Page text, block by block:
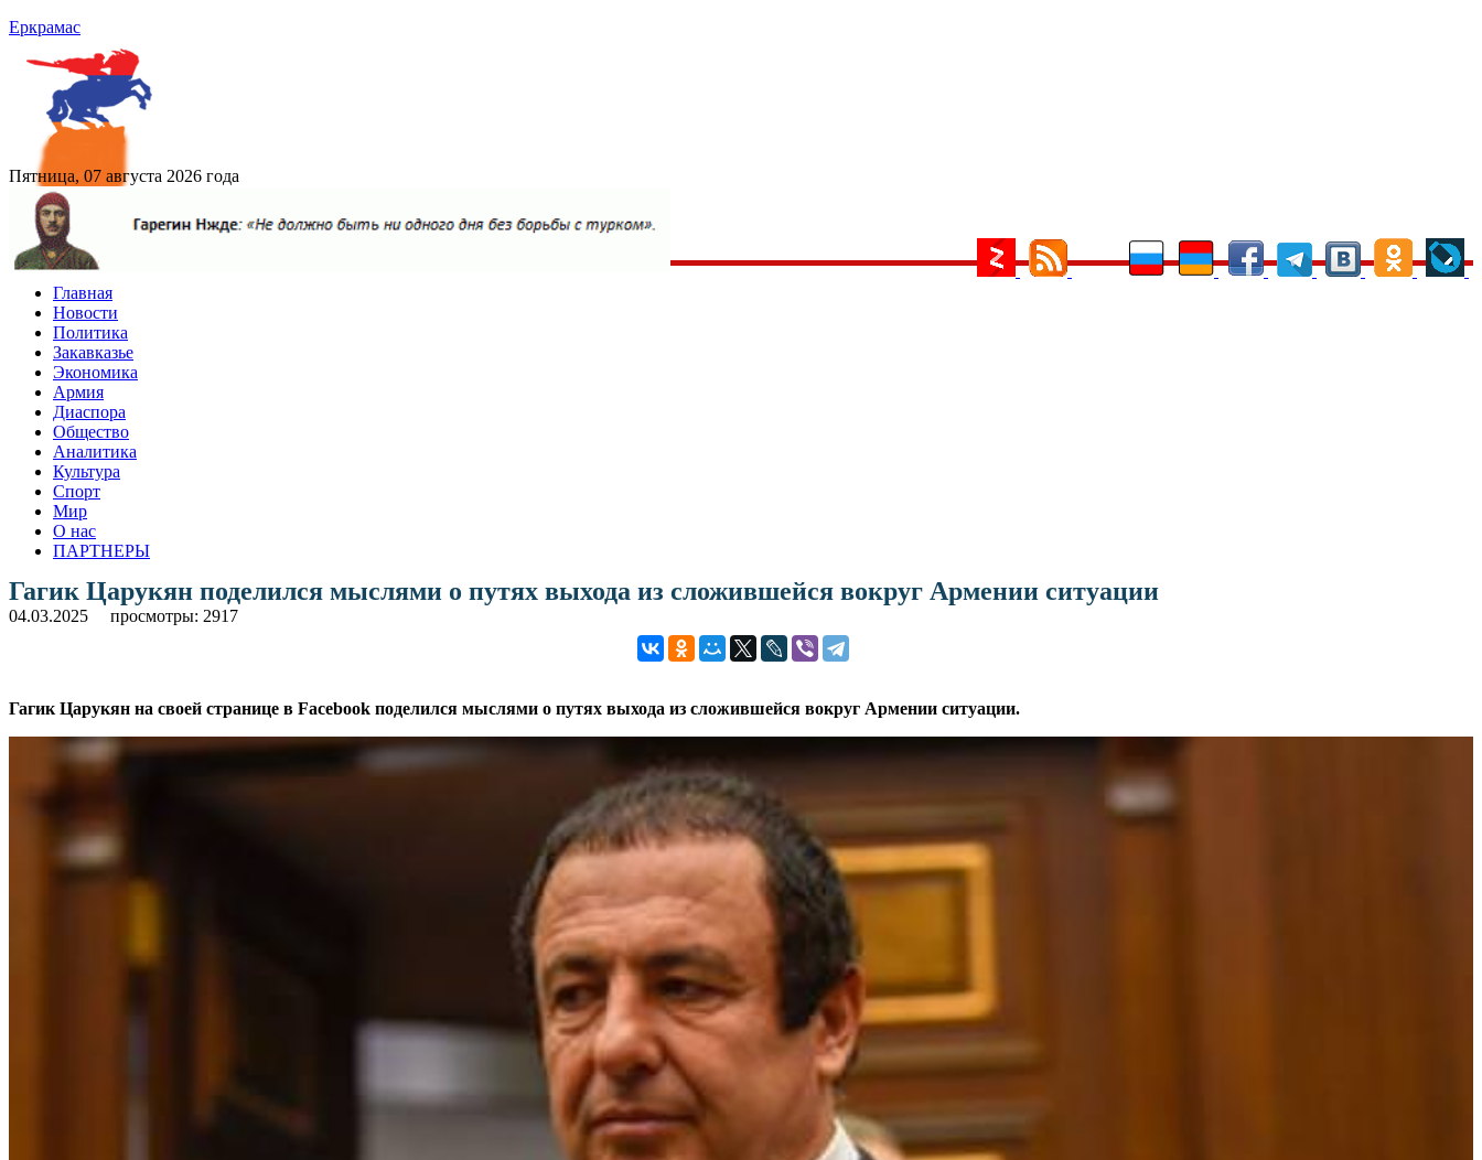
Еркрамас
Пятница, 07 августа 2026 года
Главная
Новости
Политика
Закавказье
Экономика
Армия
Диаспора
Общество
Аналитика
Культура
Спорт
Мир
О нас
ПАРТНЕРЫ
Гагик Царукян поделился мыслями о путях выхода из сложившейся вокруг Армении ситуации
04.03.2025 просмотры: 2917
Гагик Царукян на своей странице в Facebook поделился мыслями о путях выхода из сложившейся вокруг Армении ситуации.